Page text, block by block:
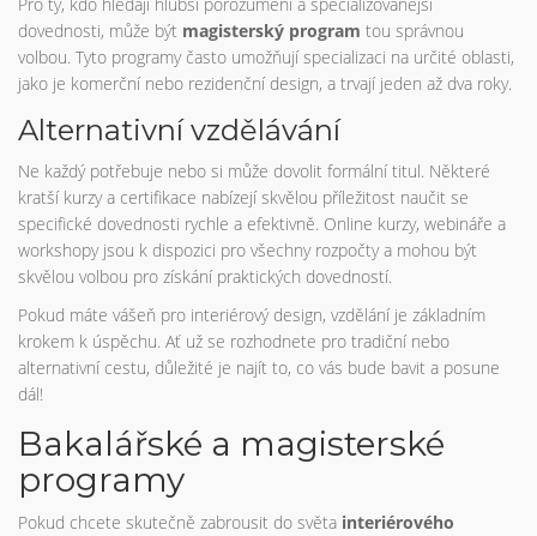
dovednosti, může být magisterský program tou správnou
volbou. Tyto programy často umožňují specializaci na určité oblasti,
jako je komerční nebo rezidenční design, a trvají jeden až dva roky.
Alternativní vzdělávání
Ne každý potřebuje nebo si může dovolit formální titul. Některé
kratší kurzy a certifikace nabízejí skvělou příležitost naučit se
specifické dovednosti rychle a efektivně. Online kurzy, webináře a
workshopy jsou k dispozici pro všechny rozpočty a mohou být
skvělou volbou pro získání praktických dovedností.
Pokud máte vášeň pro interiérový design, vzdělání je základním
krokem k úspěchu. Ať už se rozhodnete pro tradiční nebo
alternativní cestu, důležité je najít to, co vás bude bavit a posune
dál!
Bakalářské a magisterské
programy
Pokud chcete skutečně zabrousit do světa interiérového